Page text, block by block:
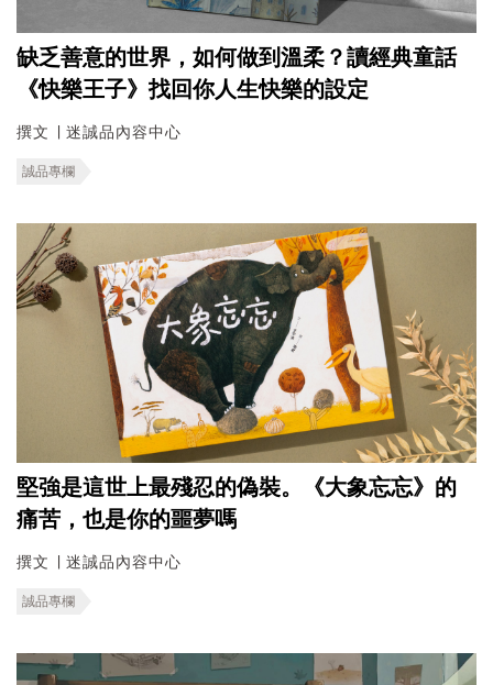
缺乏善意的世界，如何做到溫柔？讀經典童話
《快樂王子》找回你人生快樂的設定
撰文 ∣ 迷誠品內容中心
誠品專欄
堅強是這世上最殘忍的偽裝。《大象忘忘》的
痛苦，也是你的噩夢嗎
撰文 ∣ 迷誠品內容中心
誠品專欄